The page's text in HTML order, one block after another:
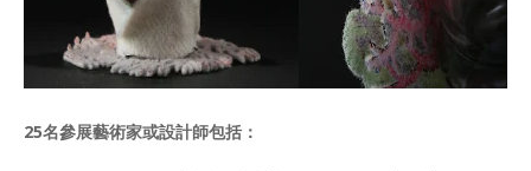
25名參展藝術家或設計師包括：